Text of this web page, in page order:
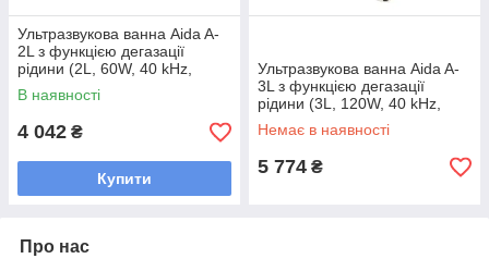
Ультразвукова ванна Aida A-
2L з функцією дегазації
рідини (2L, 60W, 40 kHz,
підігрівання до 80 г. C,
таймер до 30 хв.)
В наявності
4 042 ₴
Купити
Ультразвукова ванна Aida A-
3L з функцією дегазації
рідини (3L, 120W, 40 kHz,
підігрівання до 80 г. C,
таймер до 30 хв.)
Немає в наявності
5 774 ₴
Про нас